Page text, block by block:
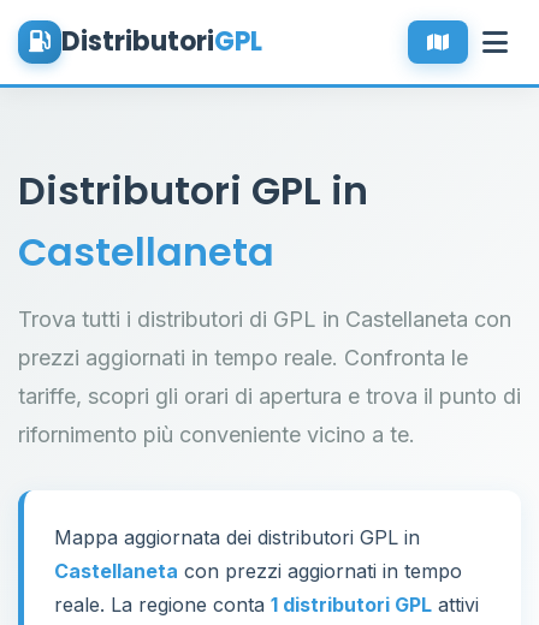
DistributoriGPL
Distributori GPL in
Castellaneta
Trova tutti i distributori di GPL in Castellaneta con
prezzi aggiornati in tempo reale. Confronta le
tariffe, scopri gli orari di apertura e trova il punto di
rifornimento più conveniente vicino a te.
Mappa aggiornata dei distributori GPL in
Castellaneta con prezzi aggiornati in tempo
reale. La regione conta 1 distributori GPL attivi